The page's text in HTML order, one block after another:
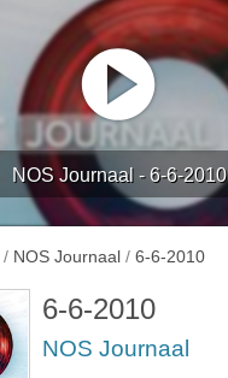
NOS Journaal - 6-6-2010
/ NOS Journaal / 6-6-2010
6-6-2010
NOS Journaal